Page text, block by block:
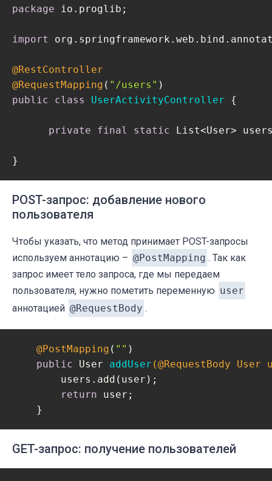
package io.proglib;
import
@RestController
@RequestMapping ( "/users"
public
class UserActivityController {
private final static List<User>
POST-запрос: добавление нового
пользователя
Чтобы указать, что метод принимает POST-запросы
используем аннотацию – @PostMapping . Так как
запрос имеет тело запроса, где мы передаем
пользователя, нужно пометить переменную user
аннотацией @RequestBody .
@PostMapping ( "" )
public User addUser (@RequestBody User
        users.add(user);
return user;
    }
GET-запрос: получение пользователей